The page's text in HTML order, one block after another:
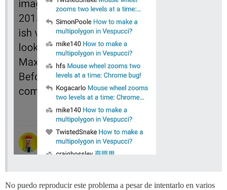
No puedo reproducir este problema a pesar de intentarlo en varios